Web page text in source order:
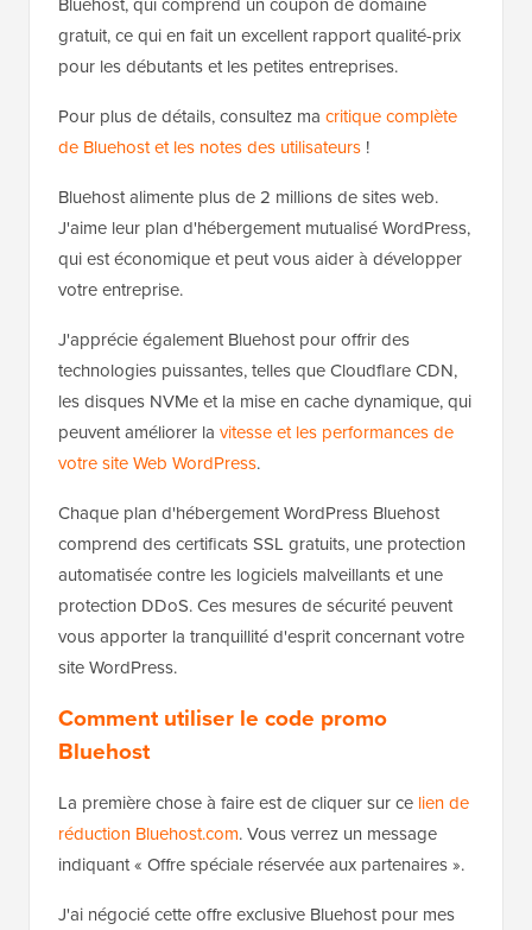
gratuit, ce qui en fait un excellent rapport qualité-prix
pour les débutants et les petites entreprises.
Pour plus de détails, consultez ma critique complète
de Bluehost et les notes des utilisateurs !
Bluehost alimente plus de 2 millions de sites web.
J'aime leur plan d'hébergement mutualisé WordPress,
qui est économique et peut vous aider à développer
votre entreprise.
J'apprécie également Bluehost pour offrir des
technologies puissantes, telles que Cloudflare CDN,
les disques NVMe et la mise en cache dynamique, qui
peuvent améliorer la vitesse et les performances de
votre site Web WordPress.
Chaque plan d'hébergement WordPress Bluehost
comprend des certificats SSL gratuits, une protection
automatisée contre les logiciels malveillants et une
protection DDoS. Ces mesures de sécurité peuvent
vous apporter la tranquillité d'esprit concernant votre
site WordPress.
Comment utiliser le code promo
Bluehost
La première chose à faire est de cliquer sur ce lien de
réduction Bluehost.com. Vous verrez un message
indiquant « Offre spéciale réservée aux partenaires ».
J'ai négocié cette offre exclusive Bluehost pour mes